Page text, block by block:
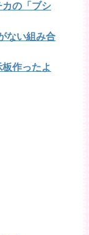
カの「ブシ
ない組み合
作ったよ